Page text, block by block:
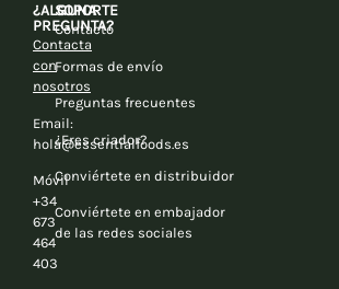
¿ALGUNA
PREGUNTA?
Contacta
con
nosotros
Email:
hola@essentialfoods.es
Móvil
+34
673
464
403
SOPORTE
Contacto
Formas de envío
Preguntas frecuentes
¿Eres criador?
Conviértete en distribuidor
Conviértete en embajador
de las redes sociales